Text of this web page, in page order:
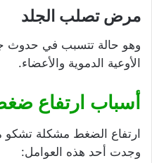
مرض تصلب الجلد
وهو حالة تتسبب في حدوث
الأوعية الدموية والأعضاء.
أسباب ارتفاع
ارتفاع الضغط مشكلة تشكو
وجدت أحد هذه العوامل: